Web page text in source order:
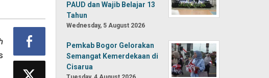
PAUD dan Wajib Belajar 13
Tahun
Wednesday, 5 August 2026
Pemkab Bogor Gelorakan
Semangat Kemerdekaan di
Cisarua